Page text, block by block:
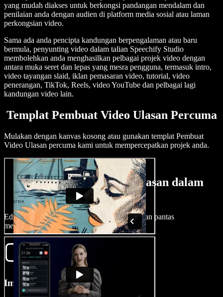
yang mudah diakses untuk berkongsi pandangan mendalam dan
penilaian anda dengan audien di platform media sosial atau laman
perkongsian video.
Sama ada anda pencipta kandungan berpengalaman atau baru
bermula, penyunting video dalam talian Speechify Studio
membolehkan anda menghasilkan pelbagai projek video dengan
antara muka seret dan lepas yang mesra pengguna, termasuk intro,
video tayangan slaid, iklan pemasaran video, tutorial, video
penerangan, TikTok, Reels, video YouTube dan pelbagai lagi
kandungan video lain.
Templat Pembuat Video Ulasan Percuma
Mulakan dengan kanvas kosong atau gunakan templat Pembuat
Video Ulasan percuma kami untuk mempercepatkan projek anda.
Cara Membuat Video Ulasan dalam
Minit
Edit video ulasan produk yang menarik dengan pantas
menggunakan Speechify Studio.
Import Video Anda